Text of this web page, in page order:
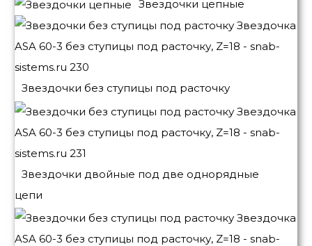
Звездочки цепные
Звездочки без ступицы под расточку
Звездочки двойные под две однорядные
цепи